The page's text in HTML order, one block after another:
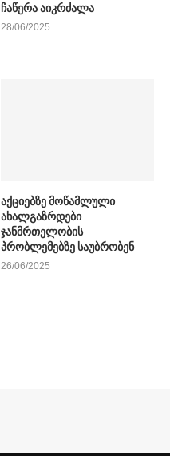
ჩაწერა აიკრძალა
28/06/2025
აქციებზე მოწამლული
ახალგაზრდები
ჯანმრთელობის
პრობლემებზე საუბრობენ
26/06/2025